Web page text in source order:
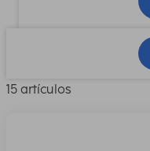
15 artículos